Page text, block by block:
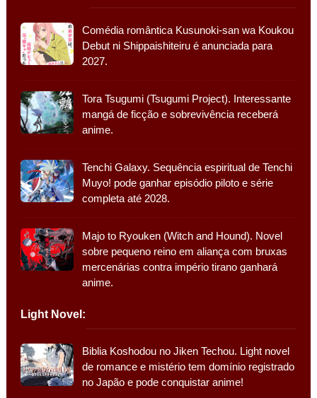
Comédia romântica Kusunoki-san wa Koukou
Debut ni Shippaishiteiru é anunciada para
2027.
Tora Tsugumi (Tsugumi Project). Interessante
mangá de ficção e sobrevivência receberá
anime.
Tenchi Galaxy. Sequência espiritual de Tenchi
Muyo! pode ganhar episódio piloto e série
completa até 2028.
Majo to Ryouken (Witch and Hound). Novel
sobre pequeno reino em aliança com bruxas
mercenárias contra império tirano ganhará
anime.
Light Novel:
Biblia Koshodou no Jiken Techou. Light novel
de romance e mistério tem domínio registrado
no Japão e pode conquistar anime!